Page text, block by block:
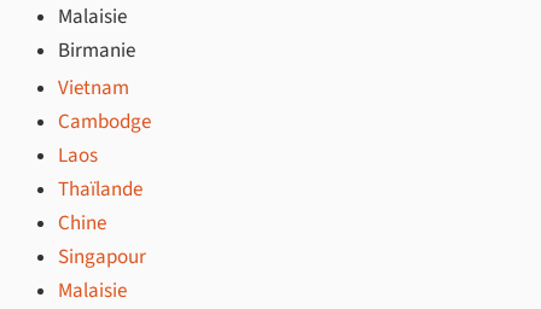
Malaisie
Birmanie
Vietnam
Cambodge
Laos
Thaïlande
Chine
Singapour
Malaisie